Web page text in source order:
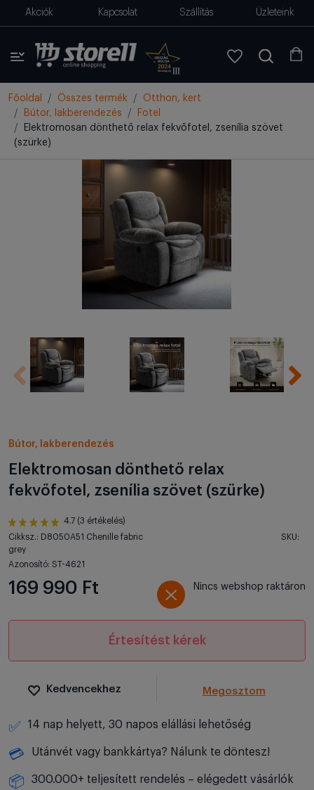
Akciók Kapcsolat Szállítás Üzleteink
Főoldal Összes termék
Otthon, kert
Bútor, lakberendezés
Fotel
Elektromosan dönthető relax fekvőfotel, zsenília szövet
(szürke)
Bútor, lakberendezés
Elektromosan dönthető relax
fekvőfotel, zsenília szövet (szürke)
4.7 (3 értékelés)
Cikksz.: D8050A51 Chenille fabric
grey
SKU:
Azonosító: ST-4621
169 990 Ft Nincs webshop raktáron
Értesítést kérek
Kedvencekhez Megosztom
✅ 14 nap helyett, 30 napos elállási lehetőség
💳 Utánvét vagy bankkártya? Nálunk te döntesz!
📦
300.000+ teljesített rendelés – elégedett vásárlók